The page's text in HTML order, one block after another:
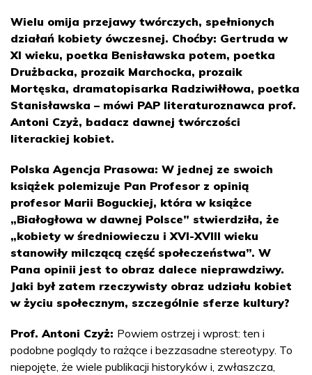
Wielu omija przejawy twórczych, spełnionych
działań kobiety ówczesnej. Choćby: Gertruda w
XI wieku, poetka Benisławska potem, poetka
Drużbacka, prozaik Marchocka, prozaik
Mortęska, dramatopisarka Radziwiłłowa, poetka
Stanisławska – mówi PAP literaturoznawca prof.
Antoni Czyż, badacz dawnej twórczości
literackiej kobiet.
Polska Agencja Prasowa: W jednej ze swoich
książek polemizuje Pan Profesor z opinią
profesor Marii Boguckiej, która w książce
„Białogłowa w dawnej Polsce” stwierdziła, że
„kobiety w średniowieczu i XVI-XVIII wieku
stanowiły milczącą część społeczeństwa”. W
Pana opinii jest to obraz dalece nieprawdziwy.
Jaki był zatem rzeczywisty obraz udziału kobiet
w życiu społecznym, szczególnie sferze kultury?
Prof. Antoni Czyż: Powiem ostrzej i wprost: ten i
podobne poglądy to rażące i bezzasadne stereotypy. To
niepojęte, że wiele publikacji historyków i, zwłaszcza,